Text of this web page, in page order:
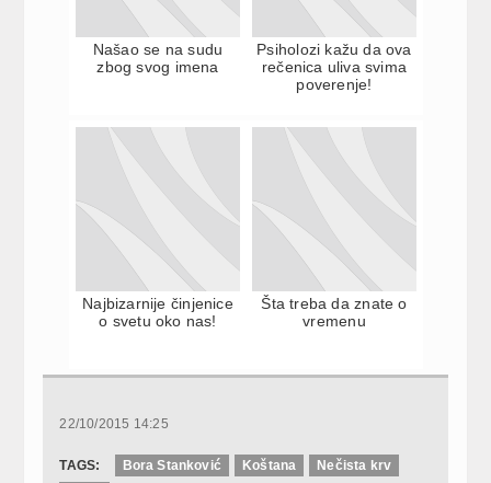
Našao se na sudu
zbog svog imena
Psiholozi kažu da ova
rečenica uliva svima
poverenje!
Najbizarnije činjenice
o svetu oko nas!
Šta treba da znate o
vremenu
22/10/2015 14:25
TAGS: Bora Stanković Koštana
Nečista krv